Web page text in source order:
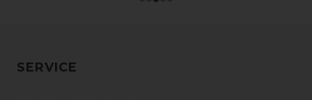
SERVICE